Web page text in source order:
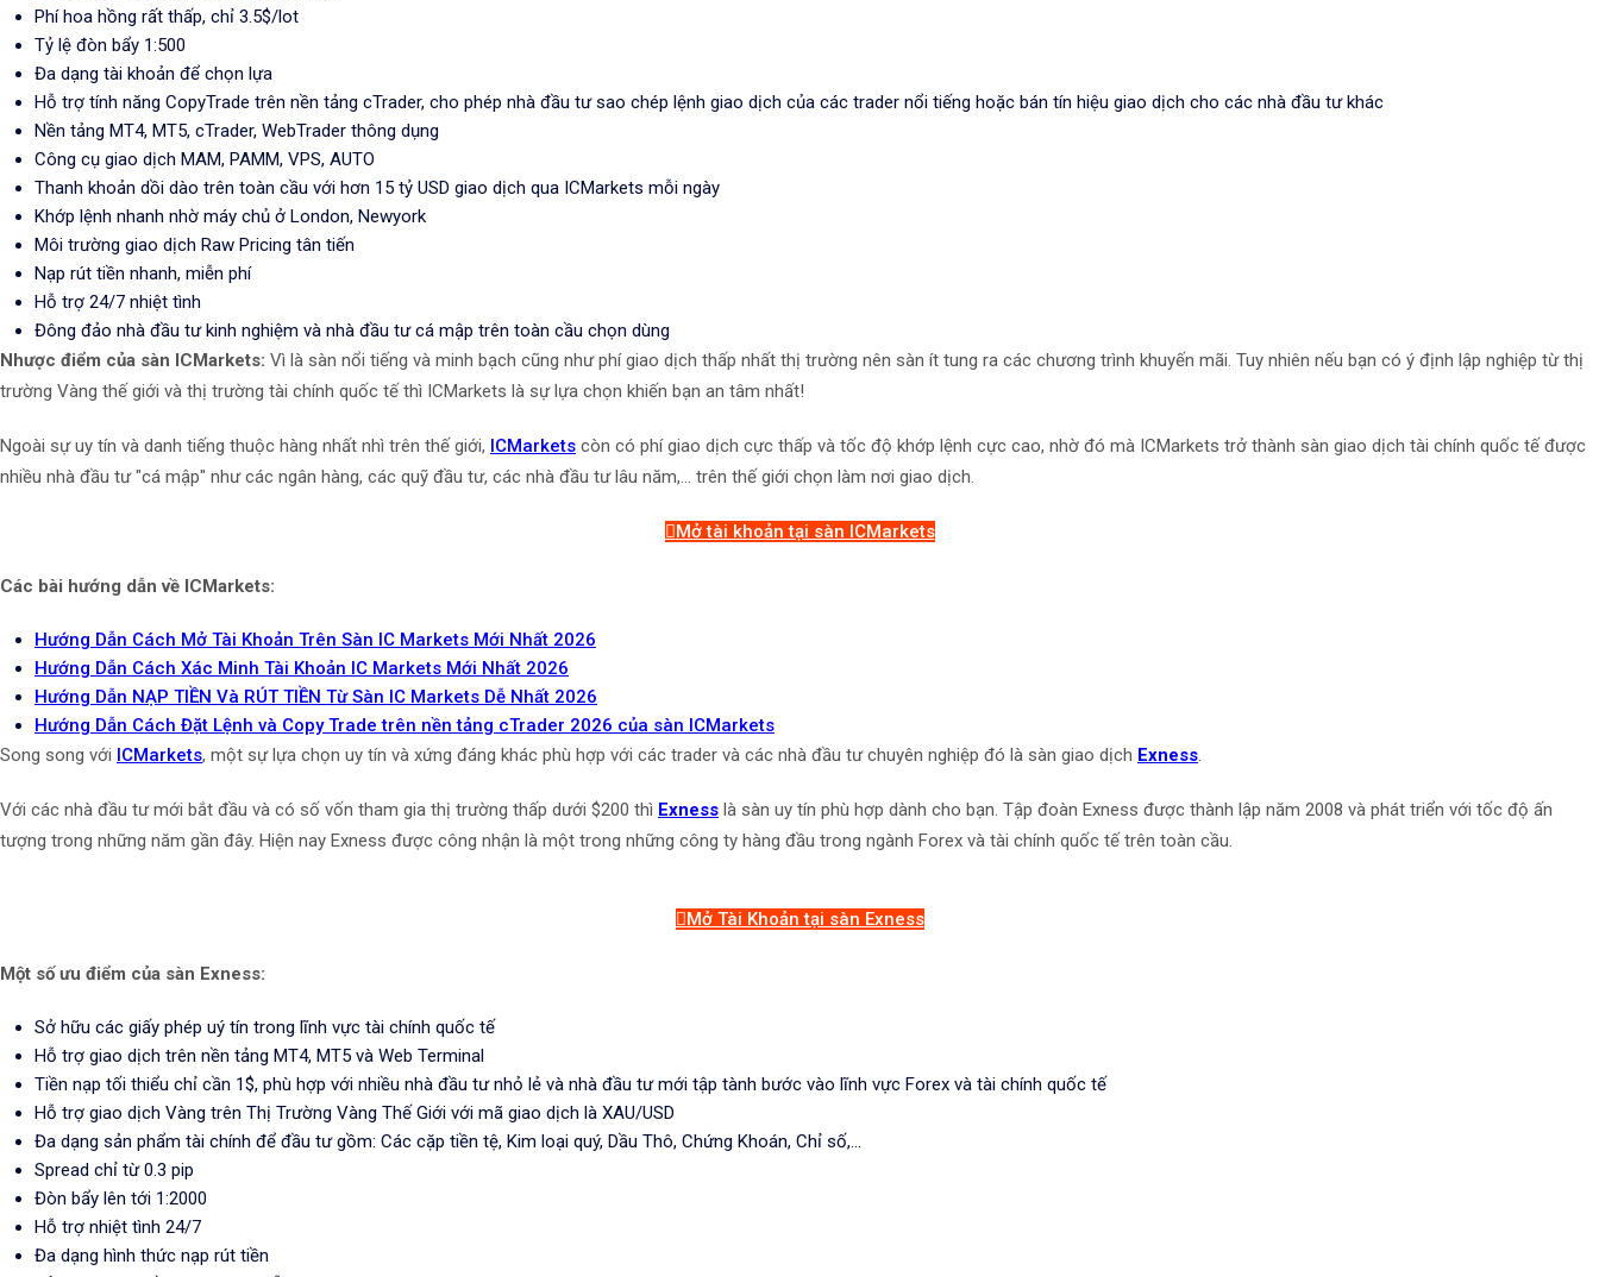
Phí hoa hồng rất thấp, chỉ 3.5$/lot
Tỷ lệ đòn bẩy 1:500
Đa dạng tài khoản để chọn lựa
Hỗ trợ tính năng CopyTrade trên nền tảng cTrader, cho phép nhà đầu tư sao chép lệnh giao dịch của các trader nổi tiếng hoặc bán tín hiệu giao dịch cho các nhà đầu tư khác
Nền tảng MT4, MT5, cTrader, WebTrader thông dụng
Công cụ giao dịch MAM, PAMM, VPS, AUTO
Thanh khoản dồi dào trên toàn cầu với hơn 15 tỷ USD giao dịch qua ICMarkets mỗi ngày
Khớp lệnh nhanh nhờ máy chủ ở London, Newyork
Môi trường giao dịch Raw Pricing tân tiến
Nạp rút tiền nhanh, miễn phí
Hỗ trợ 24/7 nhiệt tình
Đông đảo nhà đầu tư kinh nghiệm và nhà đầu tư cá mập trên toàn cầu chọn dùng
Nhược điểm của sàn ICMarkets: Vì là sàn nổi tiếng và minh bạch cũng như phí giao dịch thấp nhất thị trường nên sàn ít tung ra các chương trình khuyến mãi. Tuy nhiên nếu bạn có ý định lập nghiệp từ thị
trường Vàng thế giới và thị trường tài chính quốc tế thì ICMarkets là sự lựa chọn khiến bạn an tâm nhất!
Ngoài sự uy tín và danh tiếng thuộc hàng nhất nhì trên thế giới, ICMarkets còn có phí giao dịch cực thấp và tốc độ khớp lệnh cực cao, nhờ đó mà ICMarkets trở thành sàn giao dịch tài chính quốc tế được
nhiều nhà đầu tư "cá mập" như các ngân hàng, các quỹ đầu tư, các nhà đầu tư lâu năm,... trên thế giới chọn làm nơi giao dịch.
Mở tài khoản tại sàn ICMarkets
Các bài hướng dẫn về ICMarkets:
Hướng Dẫn Cách Mở Tài Khoản Trên Sàn IC Markets Mới Nhất 2026
Hướng Dẫn Cách Xác Minh Tài Khoản IC Markets Mới Nhất 2026
Hướng Dẫn NẠP TIỀN Và RÚT TIỀN Từ Sàn IC Markets Dễ Nhất 2026
Hướng Dẫn Cách Đặt Lệnh và Copy Trade trên nền tảng cTrader 2026 của sàn ICMarkets
Song song với ICMarkets, một sự lựa chọn uy tín và xứng đáng khác phù hợp với các trader và các nhà đầu tư chuyên nghiệp đó là sàn giao dịch Exness.
Với các nhà đầu tư mới bắt đầu và có số vốn tham gia thị trường thấp dưới $200 thì Exness là sàn uy tín phù hợp dành cho bạn. Tập đoàn Exness được thành lập năm 2008 và phát triển với tốc độ ấn
tượng trong những năm gần đây. Hiện nay Exness được công nhận là một trong những công ty hàng đầu trong ngành Forex và tài chính quốc tế trên toàn cầu.
Mở Tài Khoản tại sàn Exness
Một số ưu điểm của sàn Exness:
Sở hữu các giấy phép uý tín trong lĩnh vực tài chính quốc tế
Hỗ trợ giao dịch trên nền tảng MT4, MT5 và Web Terminal
Tiền nạp tối thiểu chỉ cần 1$, phù hợp với nhiều nhà đầu tư nhỏ lẻ và nhà đầu tư mới tập tành bước vào lĩnh vực Forex và tài chính quốc tế
Hỗ trợ giao dịch Vàng trên Thị Trường Vàng Thế Giới với mã giao dịch là XAU/USD
Đa dạng sản phẩm tài chính để đầu tư gồm: Các cặp tiền tệ, Kim loại quý, Dầu Thô, Chứng Khoán, Chỉ số,...
Spread chỉ từ 0.3 pip
Đòn bẩy lên tới 1:2000
Hỗ trợ nhiệt tình 24/7
Đa dạng hình thức nạp rút tiền